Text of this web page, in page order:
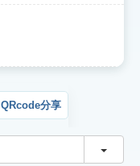
QRcode分享
切換